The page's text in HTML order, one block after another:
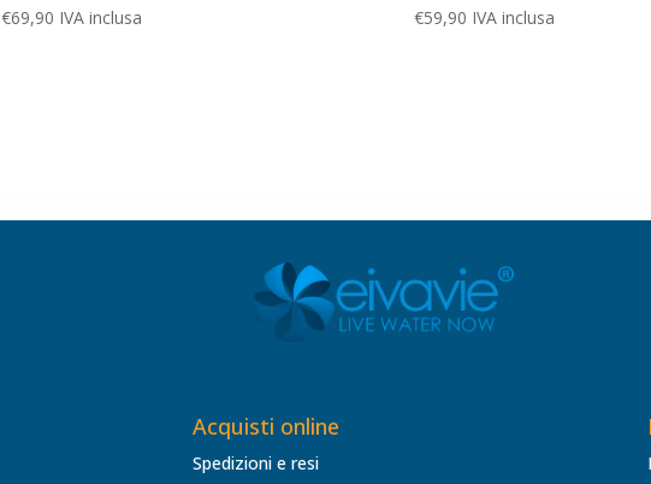
€69,90 IVA inclusa €59,90 IVA inclusa
Acquisti online
Spedizioni e resi